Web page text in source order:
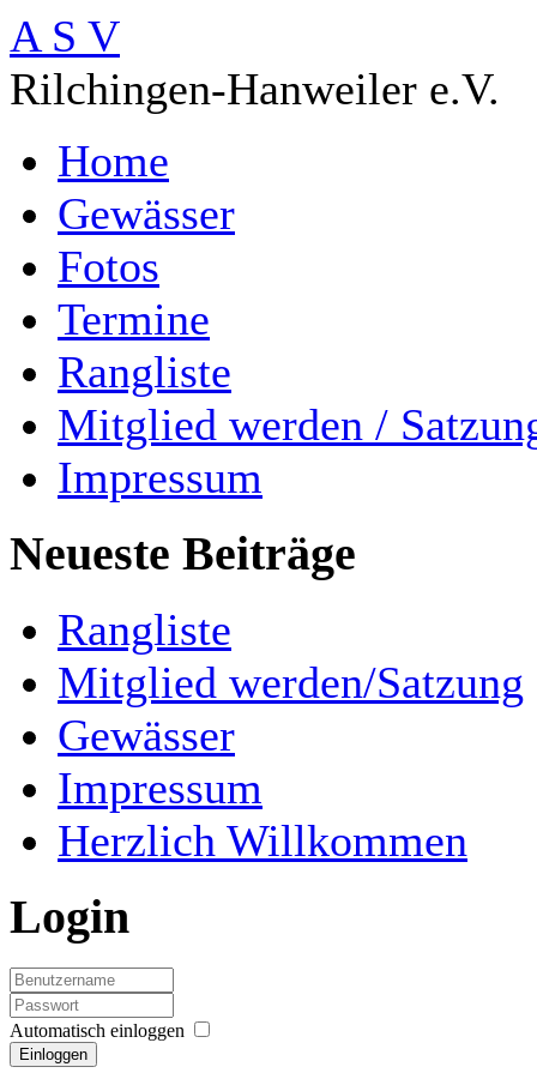
A S V
Rilchingen-Hanweiler e.V.
Home
Gewässer
Fotos
Termine
Rangliste
Mitglied werden /
Impressum
Neueste Beiträge
Rangliste
Mitglied werden/Satzung
Gewässer
Impressum
Herzlich Willkommen
Login
Automatisch einloggen
Einloggen